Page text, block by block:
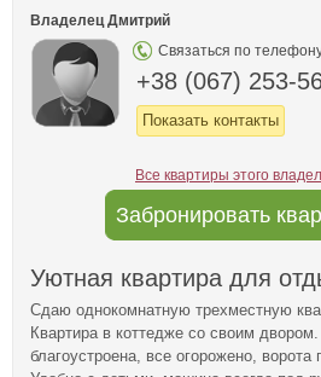
Владелец Дмитрий
Связаться по
+38 (067) 253-
Показать контакты
Все квартиры этого
Забронировать
Уютная квартира для
Сдаю однокомнатную трехместную
Квартира в коттедже со своим двором.
благоустроена, все огорожено, ворота